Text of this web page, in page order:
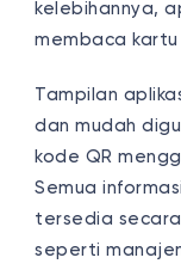
kelebihannya,
membaca
Tampilan
dan mudah
kode QR
Semua
tersedia
seperti